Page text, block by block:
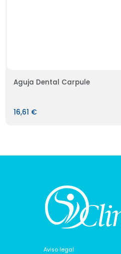
Aguja Dental Carpule
16,61 €
Aviso legal